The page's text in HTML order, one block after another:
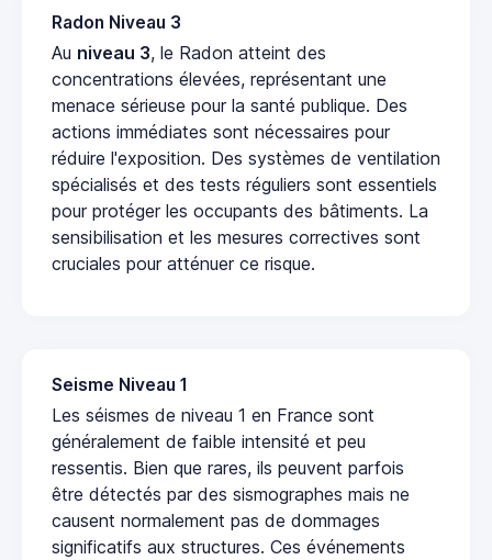
Radon Niveau 3
Au niveau 3, le Radon atteint des
concentrations élevées, représentant une
menace sérieuse pour la santé publique. Des
actions immédiates sont nécessaires pour
réduire l'exposition. Des systèmes de ventilation
spécialisés et des tests réguliers sont essentiels
pour protéger les occupants des bâtiments. La
sensibilisation et les mesures correctives sont
cruciales pour atténuer ce risque.
Seisme Niveau 1
Les séismes de niveau 1 en France sont
généralement de faible intensité et peu
ressentis. Bien que rares, ils peuvent parfois
être détectés par des sismographes mais ne
causent normalement pas de dommages
significatifs aux structures. Ces événements